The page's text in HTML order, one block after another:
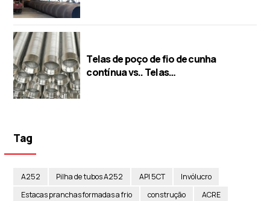
Telas de poço de fio de cunha
contínua vs.. Telas
Tag
A252 Pilha de tubos A252 API 5CT
Invólucro
Estacas pranchas formadas a frio
construção
ACRE